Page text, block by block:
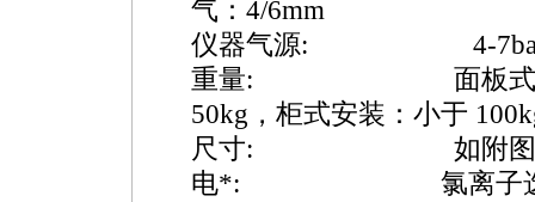
气：4/6mm
仪器气源: 4-7bar，
重量: 面板式安装：
50kg，柜式安装：小于
尺寸: 如附图
电*: 氯离子选